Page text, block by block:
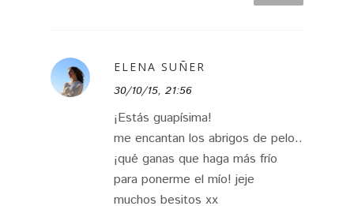
ELENA SUÑER
30/10/15, 21:56
¡Estás guapísima!
me encantan los abrigos de pelo..
¡qué ganas que haga más frío
para ponerme el mío! jeje
muchos besitos xx